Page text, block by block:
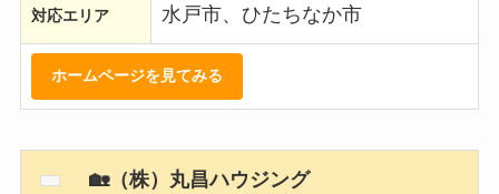
対応エリア 水戸市、ひたちなか市
ホームページを見てみる
🏡（株）丸昌ハウジング